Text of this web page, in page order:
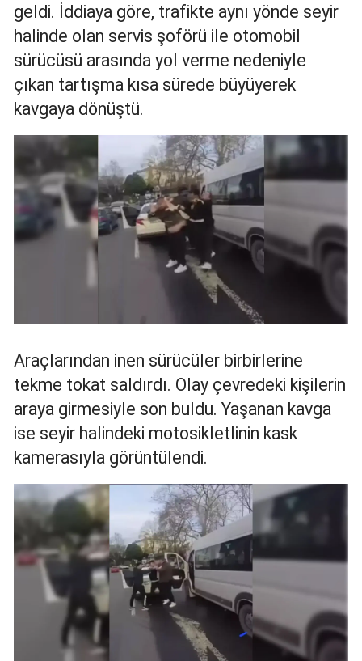
Gümüşhane
Hakkari
Hatay
Mersin
İstanbul
İzmir
Kars
Kastamonu
Kayseri
Kırşehir
Kocaeli
Konya
Malatya
Manisa
Kahramanmaraş
Mardin
Muğla
geldi. İddiaya göre, trafikte aynı yönde seyir
halinde olan servis şoförü ile otomobil
sürücüsü arasında yol verme nedeniyle
çıkan tartışma kısa sürede büyüyerek
kavgaya dönüştü.
Araçlarından inen sürücüler birbirlerine
tekme tokat saldırdı. Olay çevredeki kişilerin
araya girmesiyle son buldu. Yaşanan kavga
ise seyir halindeki motosikletlinin kask
kamerasıyla görüntülendi.